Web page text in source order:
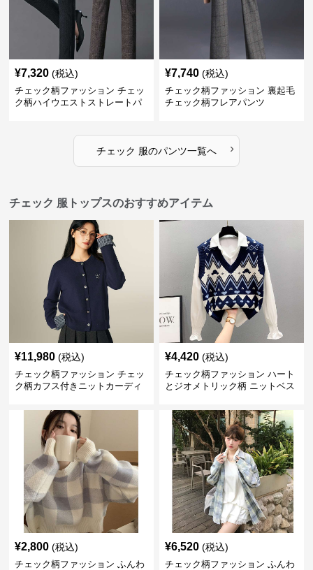
¥7,320 (税込)
チェック柄ファッション チェッ
ク柄ハイウエストストレートパ
¥7,740 (税込)
チェック柄ファッション 裏起毛
チェック柄フレアパンツ
チェック 服のパンツ一覧へ ›
チェック 服トップスのおすすめアイテム
¥11,980 (税込)
チェック柄ファッション チェッ
ク柄カフス付きニットカーディ
¥4,420 (税込)
チェック柄ファッション ハート
とジオメトリック柄 ニットベス
¥2,800 (税込)
チェック柄ファッション ふんわ
¥6,520 (税込)
チェック柄ファッション ふんわ